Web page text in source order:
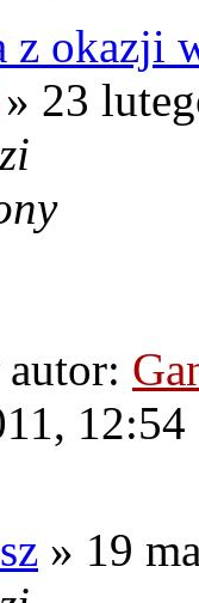
okazji
» 23
autor:
12:54
» 19